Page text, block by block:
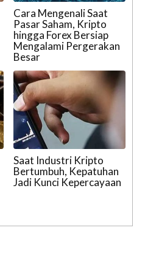
Cara Mengenali Saat
Pasar Saham, Kripto
hingga Forex Bersiap
Mengalami Pergerakan
Besar
Saat Industri Kripto
Bertumbuh, Kepatuhan
Jadi Kunci Kepercayaan